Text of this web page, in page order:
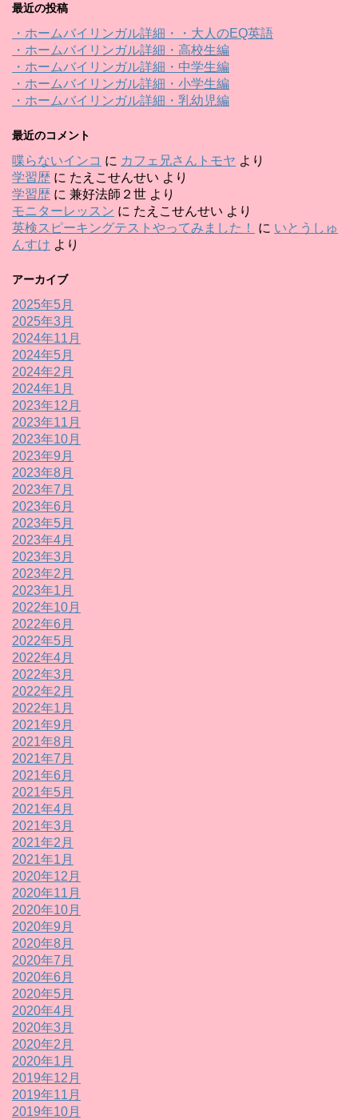
最近の投稿
・ホームバイリンガル詳細・・大人のEQ英語
・ホームバイリンガル詳細・高校生編
・ホームバイリンガル詳細・中学生編
・ホームバイリンガル詳細・小学生編
・ホームバイリンガル詳細・乳幼児編
最近のコメント
喋らないインコ に カフェ兄さんトモヤ より
学習歴 に たえこせんせい より
学習歴 に 兼好法師２世 より
モニターレッスン に たえこせんせい より
英検スピーキングテストやってみました！
に いとうしゅ
んすけ より
アーカイブ
2025年5月
2025年3月
2024年11月
2024年5月
2024年2月
2024年1月
2023年12月
2023年11月
2023年10月
2023年9月
2023年8月
2023年7月
2023年6月
2023年5月
2023年4月
2023年3月
2023年2月
2023年1月
2022年10月
2022年6月
2022年5月
2022年4月
2022年3月
2022年2月
2022年1月
2021年9月
2021年8月
2021年7月
2021年6月
2021年5月
2021年4月
2021年3月
2021年2月
2021年1月
2020年12月
2020年11月
2020年10月
2020年9月
2020年8月
2020年7月
2020年6月
2020年5月
2020年4月
2020年3月
2020年2月
2020年1月
2019年12月
2019年11月
2019年10月